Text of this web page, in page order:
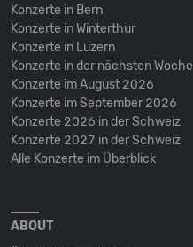
Konzerte in Bern
Konzerte in Winterthur
Konzerte in Luzern
Konzerte in der nächsten Woche
Konzerte im August 2026
Konzerte im September 2026
Konzerte 2026 in der Schweiz
Konzerte 2027 in der Schweiz
Alle Konzerte im Überblick
ABOUT